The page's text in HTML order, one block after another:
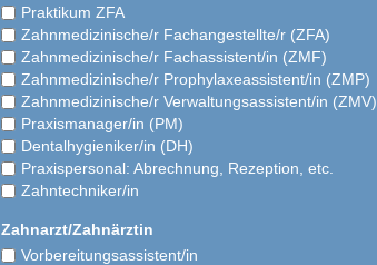
Praktikum ZFA
Zahnmedizinische/r Fachangestellte/r (ZFA)
Zahnmedizinische/r Fachassistent/in (ZMF)
Zahnmedizinische/r Prophylaxeassistent/in (ZMP)
Zahnmedizinische/r Verwaltungsassistent/in (ZMV)
Praxismanager/in (PM)
Dentalhygieniker/in (DH)
Praxispersonal: Abrechnung, Rezeption, etc.
Zahntechniker/in
Zahnarzt/Zahnärztin
Vorbereitungsassistent/in